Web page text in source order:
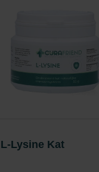
Lysine Kat